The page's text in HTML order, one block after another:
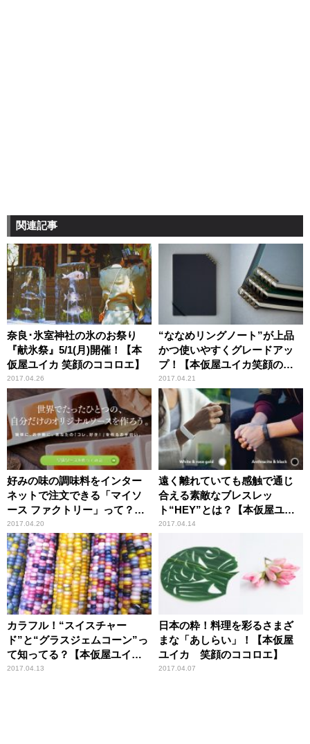
関連記事
奈良･氷室神社の氷のお祭り
『献氷祭』5/1(月)開催！【本
仮屋ユイカ 笑顔のココロエ】
2017.04.26
“ななめリングノート”が上品
かつ使いやすくグレードアッ
プ！【本仮屋ユイカ笑顔のコ
コロエ】
2017.04.21
好みの味の調味料をインター
ネットで注文できる「マイソ
ース ファクトリー」って？
【本仮屋ユイカ 笑顔のココロ
エ】
2017.04.20
遠く離れていても感触で通じ
合える素敵なブレスレッ
ト“HEY”とは？【本仮屋ユイ
カ 笑顔のココロエ】
2017.04.14
カラフル！“スイスチャー
ド”と“グラスジェムコーン”っ
て知ってる？【本仮屋ユイカ
笑顔のココロエ】
2017.04.13
日本の粋！料理を彩るさまざ
まな「あしらい」！【本仮屋
ユイカ 笑顔のココロエ】
2017.04.07